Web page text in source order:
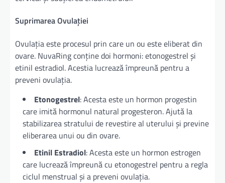
Suprimarea Ovulației
Ovulația este procesul prin care un ou este eliberat din
ovare. NuvaRing conține doi hormoni: etonogestrel și
etinil estradiol. Acestia lucrează împreună pentru a
preveni ovulația.
Etonogestrel: Acesta este un hormon progestin
care imită hormonul natural progesteron. Ajută la
stabilizarea stratului de revestire al uterului și previne
eliberarea unui ou din ovare.
Etinil Estradiol: Acesta este un hormon estrogen
care lucrează împreună cu etonogestrel pentru a regla
ciclul menstrual și a preveni ovulația.